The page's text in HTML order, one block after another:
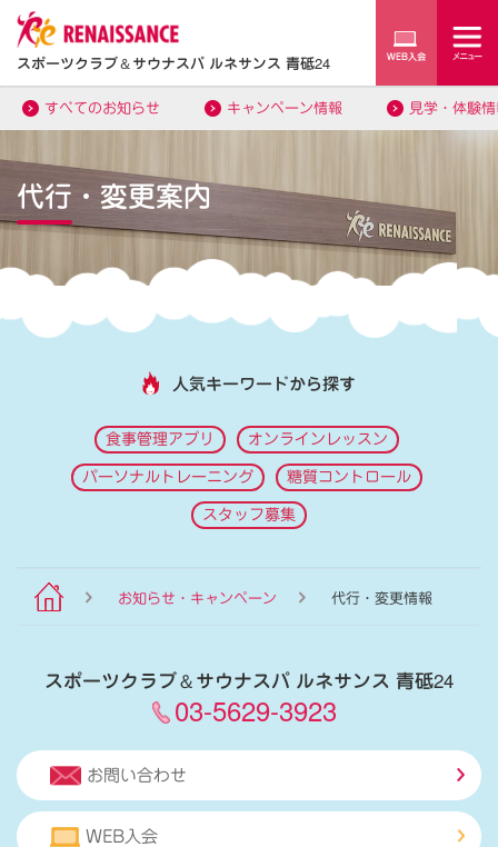
スポーツクラブ＆サウナスパ ルネサンス 青砥24
すべてのお知らせ キャンペーン情報 見学・体験
代行・変更案内
人気キーワードから探す
食事管理アプリ オンラインレッスン
パーソナルトレーニング 糖質コントロール
スタッフ募集
お知らせ・キャンペーン 代行・変更情報
スポーツクラブ＆サウナスパ ルネサンス 青砥24
03-5629-3923
お問い合わせ
WEB入会